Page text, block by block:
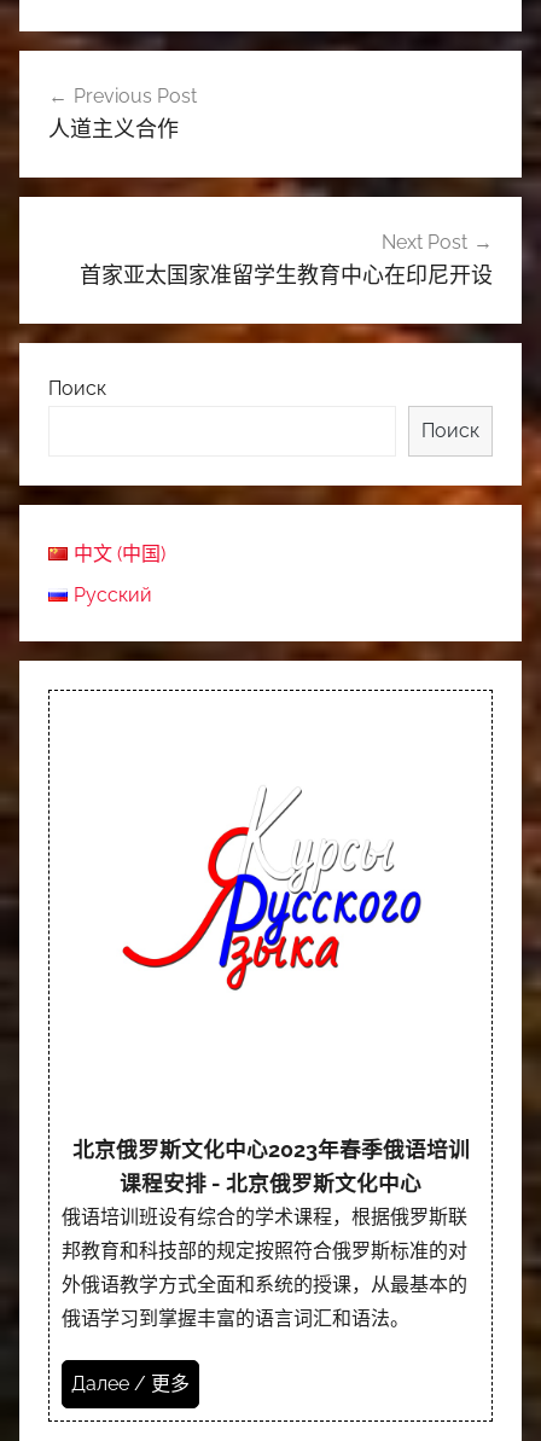
航
Previous Post
人道主义合作
Next Post
首家亚太国家准留学生教育中心在印尼开设
Поиск
Поиск
中文 (中国)
Русский
北京俄罗斯文化中心2023年春季俄语培训
课程安排 - 北京俄罗斯文化中心
俄语培训班设有综合的学术课程，根据俄罗斯联
邦教育和科技部的规定按照符合俄罗斯标准的对
外俄语教学方式全面和系统的授课，从最基本的
俄语学习到掌握丰富的语言词汇和语法。
Далее / 更多